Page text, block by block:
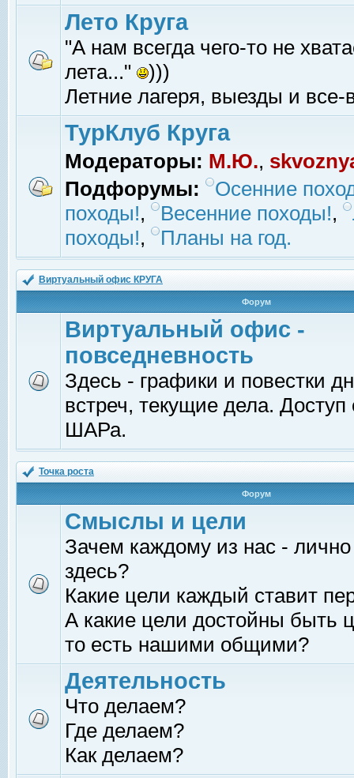
Лето Круга
"А нам всегда чего-то не
лета..."
)))
Летние лагеря, выезды и все-
ТурКлуб Круга
Модераторы: М.Ю.,
Подфорумы:
Осенние
походы!, Весенние походы!,
походы!, Планы на год.
Виртуальный офис КРУГА
Форум
Виртуальный офис -
повседневность
Здесь - графики и повестки
встреч, текущие дела.
ШАРа.
Точка роста
Форум
Смыслы и цели
Зачем каждому из нас -
здесь?
Какие цели каждый ставит
А какие цели достойны быть
то есть нашими общими?
Деятельность
Что делаем?
Где делаем?
Как делаем?